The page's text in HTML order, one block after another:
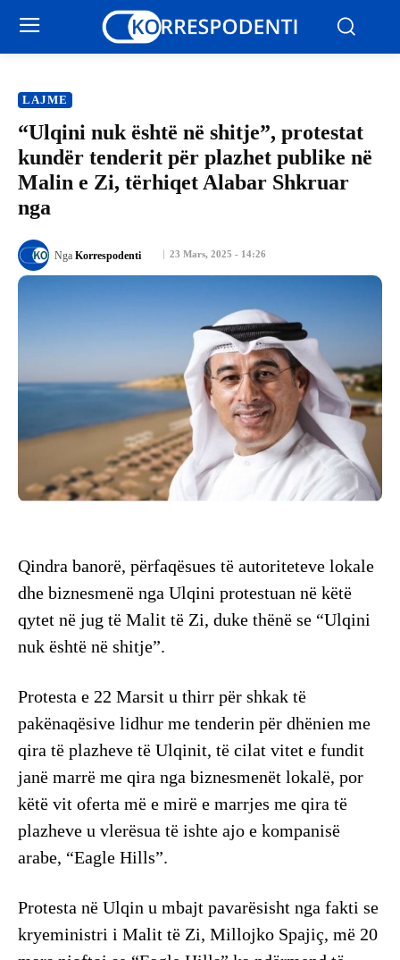
LAJME
“Ulqini nuk është në shitje”, protestat
kundër tenderit për plazhet publike në
Malin e Zi, tërhiqet Alabar Shkruar
nga
23 Mars, 2025 - 14:26
Nga Korrespodenti
Qindra banorë, përfaqësues të autoriteteve lokale
dhe biznesmenë nga Ulqini protestuan në këtë
qytet në jug të Malit të Zi, duke thënë se “Ulqini
nuk është në shitje”.
Protesta e 22 Marsit u thirr për shkak të
pakënaqësive lidhur me tenderin për dhënien me
qira të plazheve të Ulqinit, të cilat vitet e fundit
janë marrë me qira nga biznesmenët lokalë, por
këtë vit oferta më e mirë e marrjes me qira të
plazheve u vlerësua të ishte ajo e kompanisë
arabe, “Eagle Hills”.
Protesta në Ulqin u mbajt pavarësisht nga fakti se
kryeministri i Malit të Zi, Millojko Spajiç, më 20